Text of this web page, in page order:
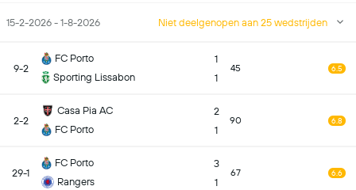
15-2-2026 - 1-8-2026 Niet deelgenopen aan 25 wedstrijden
9-2
FC Porto
Sporting Lissabon
1
1
45 6.5
2-2
Casa Pia AC
FC Porto
2
1
90 6.8
29-1
FC Porto
Rangers
3
1
67 6.6